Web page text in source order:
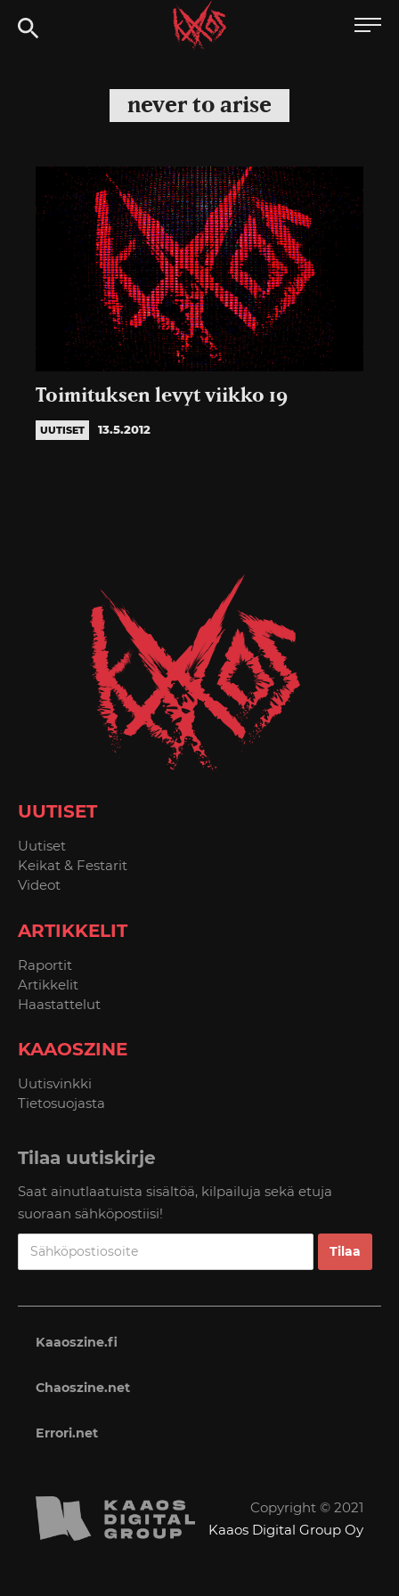
Siirry
suoraan
Kaaoszine
never to arise
Toimituksen levyt viikko 19
UUTISET 13.5.2012
UUTISET
Uutiset
Keikat & Festarit
Videot
ARTIKKELIT
Raportit
Artikkelit
Haastattelut
KAAOSZINE
Uutisvinkki
Tietosuojasta
Tilaa uutiskirje
Saat ainutlaatuista sisältöä, kilpailuja sekä etuja
suoraan sähköpostiisi!
Kaaoszine.fi
Chaoszine.net
Errori.net
Copyright © 2021
Kaaos Digital Group Oy